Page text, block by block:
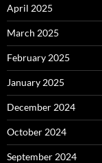
April 2025
March 2025
February 2025
January 2025
December 2024
October 2024
September 2024